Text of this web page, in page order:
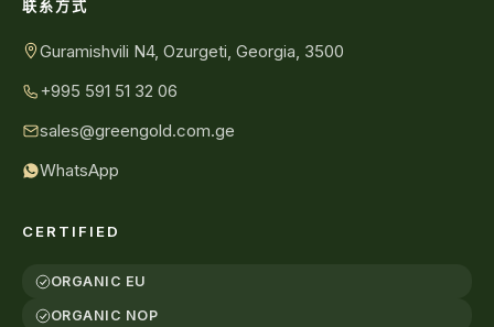
联系方式
Guramishvili N4, Ozurgeti, Georgia, 3500
+995 591 51 32 06
sales@greengold.com.ge
WhatsApp
CERTIFIED
ORGANIC EU
ORGANIC NOP